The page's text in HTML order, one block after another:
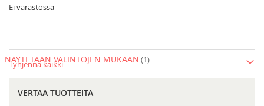
Ei varastossa
NÄYTETÄÄN VALINTOJEN MUKAAN
Tyhjennä kaikki
VERTAA TUOTTEITA